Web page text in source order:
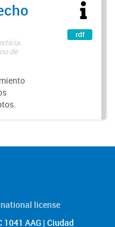
de
rdf
license
AAG | Ciudad